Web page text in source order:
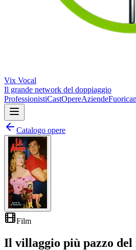
Vix Vocal
Il grande network del doppiaggio
ProfessionistiCastOpereAziende
Catalogo opere
Film
Il villaggio più pazzo del